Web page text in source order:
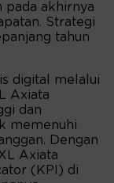
pada akhirnya
Strategi
tahun
digital melalui
Axiata
dan
memenuhi
Dengan
Axiata
(KPI) di